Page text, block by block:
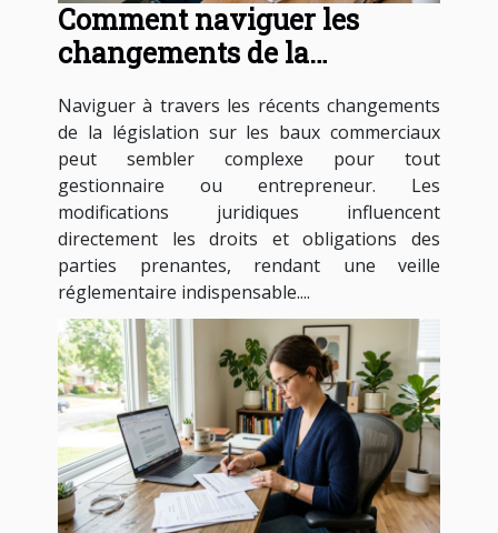
Comment naviguer les
changements de la
commerciaux ?
Naviguer à travers les récents changements
de la législation sur les baux commerciaux
peut sembler complexe pour tout
gestionnaire ou entrepreneur. Les
modifications juridiques influencent
directement les droits et obligations des
parties prenantes, rendant une veille
réglementaire indispensable....